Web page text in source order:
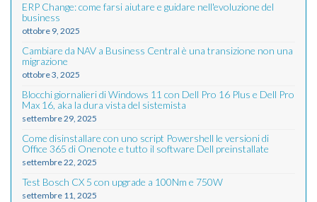
ERP Change: come farsi aiutare e guidare nell'evoluzione del
business
ottobre 9, 2025
Cambiare da NAV a Business Central è una transizione non una
migrazione
ottobre 3, 2025
Blocchi giornalieri di Windows 11 con Dell Pro 16 Plus e Dell Pro
Max 16, aka la dura vista del sistemista
settembre 29, 2025
Come disinstallare con uno script Powershell le versioni di
Office 365 di Onenote e tutto il software Dell preinstallate
settembre 22, 2025
Test Bosch CX 5 con upgrade a 100Nm e 750W
settembre 11, 2025